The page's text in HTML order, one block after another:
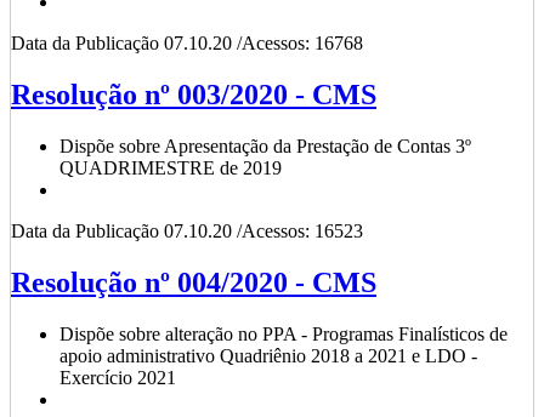
Data da Publicação 07.10.20 /Acessos: 16768
Resolução nº 003/2020 - CMS
Dispõe sobre Apresentação da Prestação de Contas 3º
QUADRIMESTRE de 2019
Data da Publicação 07.10.20 /Acessos: 16523
Resolução nº 004/2020 - CMS
Dispõe sobre alteração no PPA - Programas Finalísticos de
apoio administrativo Quadriênio 2018 a 2021 e LDO -
Exercício 2021